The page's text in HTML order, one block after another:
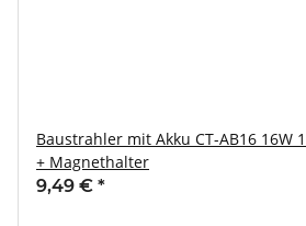
Baustrahler mit Akku CT-AB16 16W
+ Magnethalter
9,49 € *